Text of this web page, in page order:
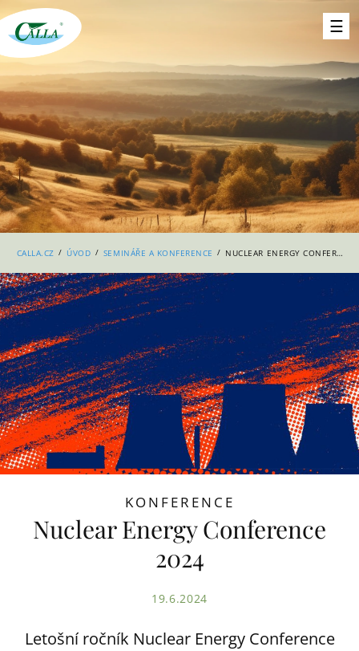
CALLA.CZ / ÚVOD / SEMINÁŘE A KONFERENCE / NUCLEAR ENERGY CONFERENCE 2024
KONFERENCE
Nuclear Energy Conference
2024
19.6.2024
Letošní ročník Nuclear Energy Conference